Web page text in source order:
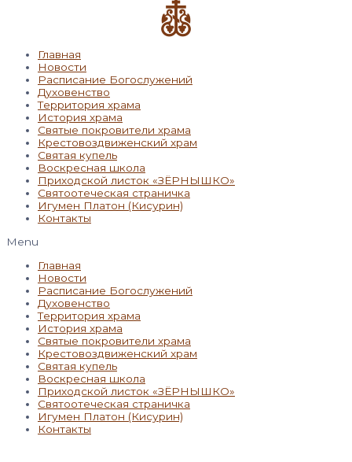
Главная
Новости
Расписание Богослужений
Духовенство
Территория храма
История храма
Святые покровители храма
Крестовоздвиженский храм
Святая купель
Воскресная школа
Приходской листок «ЗЁРНЫШКО»
Святоотеческая страничка
Игумен Платон (Кисурин)
Контакты
Menu
Главная
Новости
Расписание Богослужений
Духовенство
Территория храма
История храма
Святые покровители храма
Крестовоздвиженский храм
Святая купель
Воскресная школа
Приходской листок «ЗЁРНЫШКО»
Святоотеческая страничка
Игумен Платон (Кисурин)
Контакты